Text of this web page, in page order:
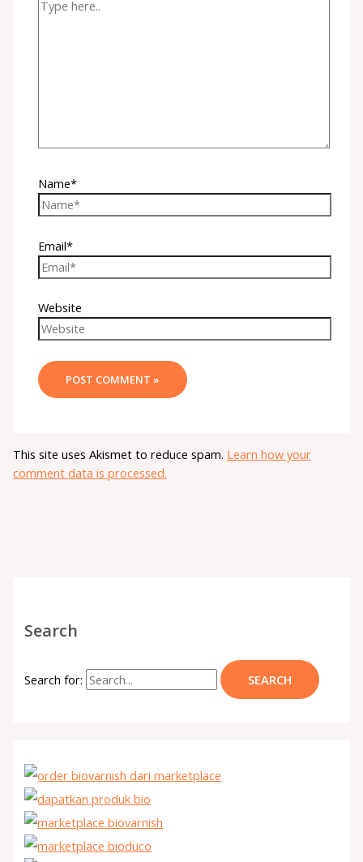
Name*
Email*
Website
This site uses Akismet to reduce spam. Learn how your
comment data is processed.
Search
Search for: